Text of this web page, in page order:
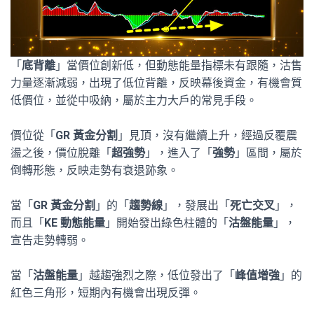
「 底背離 」當價位創新低，但動態能量指標未有跟隨，沽售
力量逐漸減弱，出現了低位背離，反映幕後資金，有機會質
低價位，並從中吸納，屬於主力大戶的常見手段。
價位從「 GR 黃金分割 」見頂，沒有繼續上升，經過反覆震
盪之後，價位脫離「 超強勢」，進入了「 強勢」區間，屬於
倒轉形態，反映走勢有衰退跡象。
當「 GR 黃金分割 」的「 趨勢線 」，發展出「 死亡交叉 」，
而且「 KE 動態能量 」開始發出綠色柱體的「 沽盤能量 」，
宣告走勢轉弱。
當「 沽盤能量 」越趨強烈之際，低位發出了「 峰值增強 」的
紅色三角形，短期內有機會出現反彈。